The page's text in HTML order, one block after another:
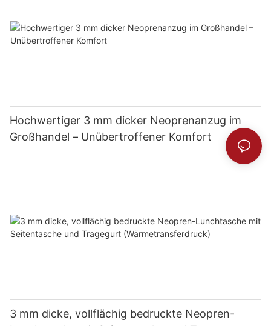
Hochwertiger 3 mm dicker Neoprenanzug im
Großhandel – Unübertroffener Komfort
3 mm dicke, vollflächig bedruckte Neopren-